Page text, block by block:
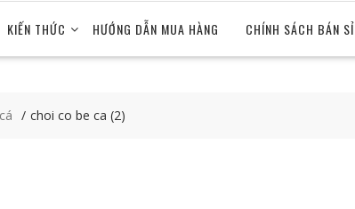
KIẾN THỨC HƯỚNG DẪN MUA HÀNG CHÍNH SÁCH BÁN SỈ
choi co be ca (2)